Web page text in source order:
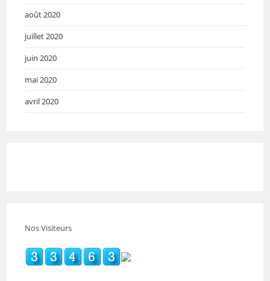
août 2020
juillet 2020
juin 2020
mai 2020
avril 2020
Nos Visiteurs